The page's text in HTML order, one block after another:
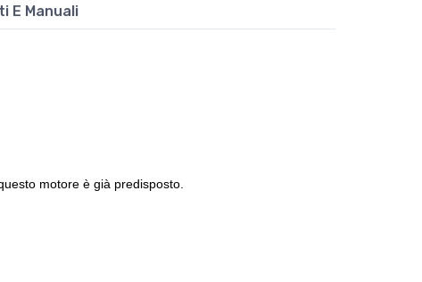
E Manuali
motore è già predisposto.